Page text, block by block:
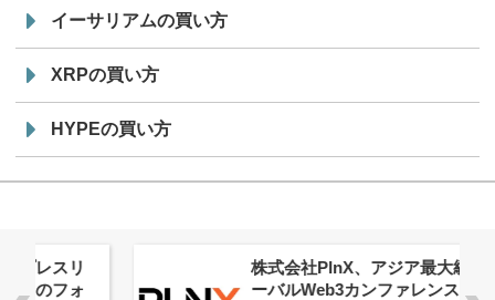
イーサリアムの買い方
XRPの買い方
HYPEの買い方
株式会社PlnX、アジア最大級のグロ
ーバルWeb3カンファレンス